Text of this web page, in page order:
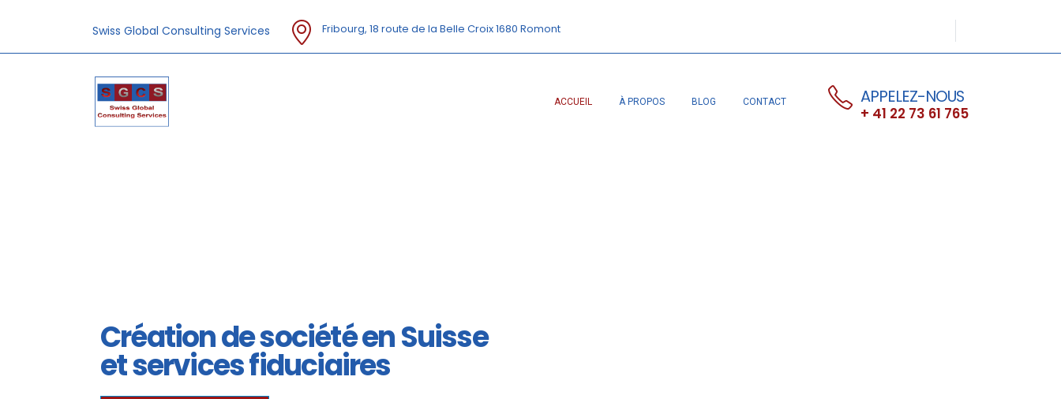
Swiss Global Consulting Services Fribourg, 18 route de la Belle Croix 1680 Romont
ACCUEIL À PROPOS BLOG CONTACT APPELEZ-NOUS
+ 41 22 73 61 765
Création de société en Suisse
et services fiduciaires